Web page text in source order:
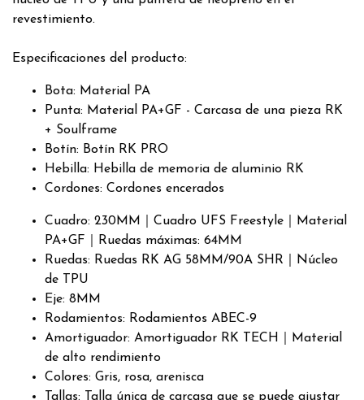
revestimiento.
Especificaciones del producto:
Bota: Material PA
Punta: Material PA+GF - Carcasa de una pieza RK
+ Soulframe
Botín: Botín RK PRO
Hebilla: Hebilla de memoria de aluminio RK
Cordones: Cordones encerados
Cuadro: 230MM｜Cuadro UFS Freestyle｜Material
PA+GF｜Ruedas máximas: 64MM
Ruedas: Ruedas RK AG 58MM/90A SHR｜Núcleo
de TPU
Eje: 8MM
Rodamientos: Rodamientos ABEC-9
Amortiguador: Amortiguador RK TECH｜Material
de alto rendimiento
Colores: Gris, rosa, arenisca
Tallas: Talla única de carcasa que se puede ajustar